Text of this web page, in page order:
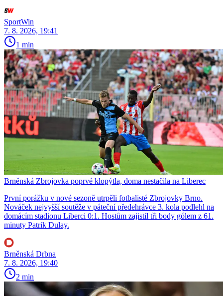
SportWin
7. 8. 2026, 19:41
1 min
Brněnská Zbrojovka poprvé klopýtla, doma nestačila na Liberec
První porážku v nové sezoně utrpěli fotbalisté Zbrojovky Brno.
Nováček nejvyšší soutěže v páteční předehrávce 3. kola podlehl na
domácím stadionu Liberci 0:1. Hostům zajistil tři body gólem z 61.
minuty Patrik Dulay.
Brněnská Drbna
7. 8. 2026, 19:40
2 min